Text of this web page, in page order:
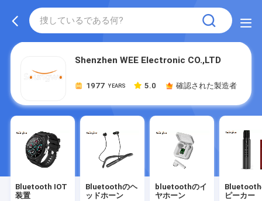
Shenzhen WEE Electronic CO.,LTD
1977 YEARS 5.0 確認された製造者
Bluetooth IOT
装置
Bluetoothのヘ
ッドホーン
bluetoothのイ
ヤホーン
Bluetooth
ピーカー